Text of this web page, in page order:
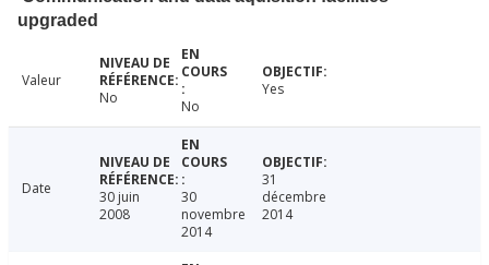
upgraded
Valeur
No
No
Yes
Date
30 juin
2008
30
novembre
2014
31
décembre
2014